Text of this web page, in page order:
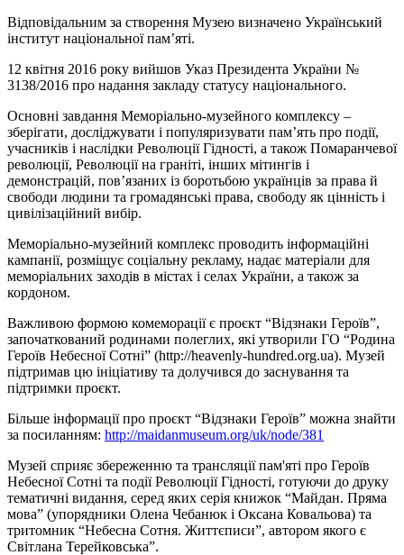
Відповідальним за створення Музею визначено Український
інститут національної пам’яті.
12 квітня 2016 року вийшов Указ Президента України №
3138/2016 про надання закладу статусу національного.
Основні завдання Меморіально-музейного комплексу –
зберігати, досліджувати і популяризувати пам’ять про події,
учасників і наслідки Революції Гідності, а також Помаранчевої
революції, Революції на граніті, інших мітингів і
демонстрацій, пов’язаних із боротьбою українців за права й
свободи людини та громадянські права, свободу як цінність і
цивілізаційний вибір.
Меморіально-музейний комплекс проводить інформаційні
кампанії, розміщує соціальну рекламу, надає матеріали для
меморіальних заходів в містах і селах України, а також за
кордоном.
Важливою формою комеморації є проєкт “Відзнаки Героїв”,
започаткований родинами полеглих, які утворили ГО “Родина
Героїв Небесної Сотні” (http://heavenly-hundred.org.ua). Музей
підтримав цю ініціативу та долучився до заснування та
підтримки проєкт.
Більше інформації про проєкт “Відзнаки Героїв” можна знайти
за посиланням: http://maidanmuseum.org/uk/node/381
Музей сприяє збереженню та трансляції пам'яті про Героїв
Небесної Сотні та події Революції Гідності, готуючи до друку
тематичні видання, серед яких серія книжок “Майдан. Пряма
мова” (упорядники Олена Чебанюк і Оксана Ковальова) та
тритомник “Небесна Сотня. Життєписи”, автором якого є
Світлана Терейковська”.